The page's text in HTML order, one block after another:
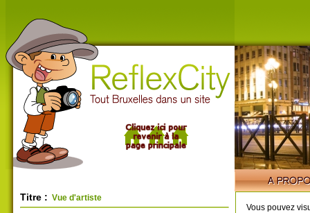
Titre : Vue d'artiste
Vous pouvez